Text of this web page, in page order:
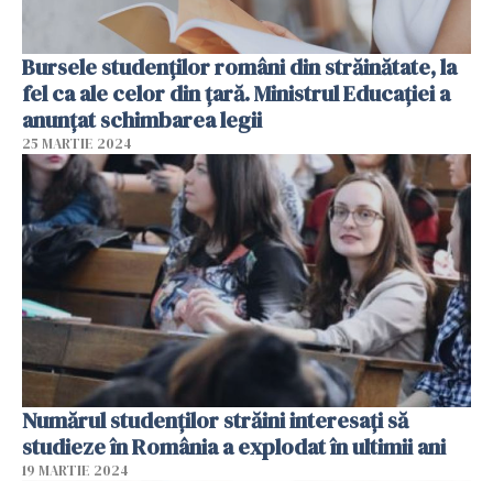
Bursele studenților români din străinătate, la
fel ca ale celor din țară. Ministrul Educației a
anunțat schimbarea legii
25 MARTIE 2024
Numărul studenților străini interesați să
studieze în România a explodat în ultimii ani
19 MARTIE 2024